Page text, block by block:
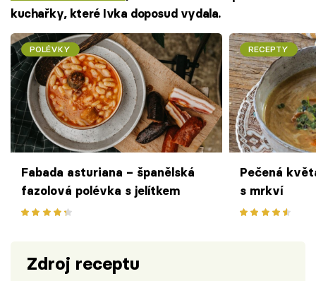
kuchařky, které Ivka doposud vydala.
POLÉVKY
Fabada asturiana – španělská
fazolová polévka s jelítkem
RECEPTY
Pečená
s mrkví
Zdroj receptu